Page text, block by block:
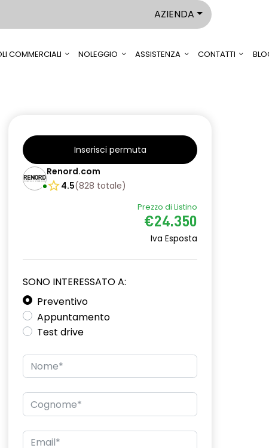
AZIENDA
COMMERCIALI NOLEGGIO ASSISTENZA CONTATTI
Inserisci permuta
Renord.com
4.5(828 totale)
Prezzo di Listino
€24.350
Iva Esposta
SONO INTERESSATO A:
Preventivo
Appuntamento
Test drive